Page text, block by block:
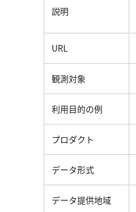
説明
URL
観測対象
利用目的の例
プロダクト
データ形式
データ提供地域